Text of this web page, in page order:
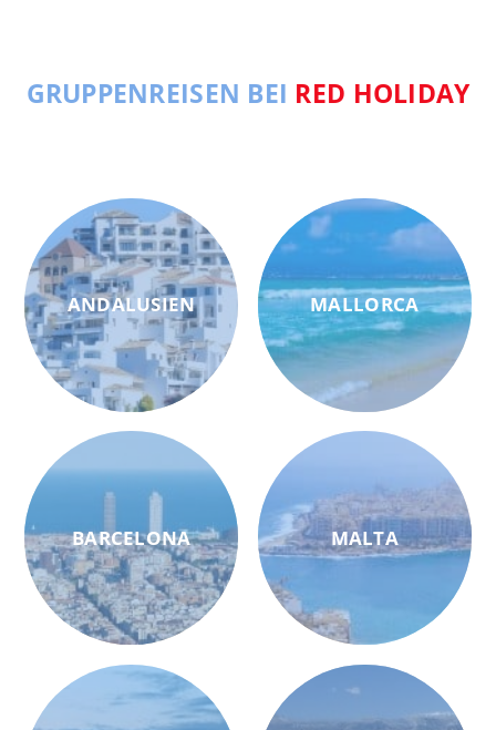
GRUPPENREISEN BEI RED HOLIDAY
ANDALUSIEN
BARCELONA
MALLORCA
MALTA